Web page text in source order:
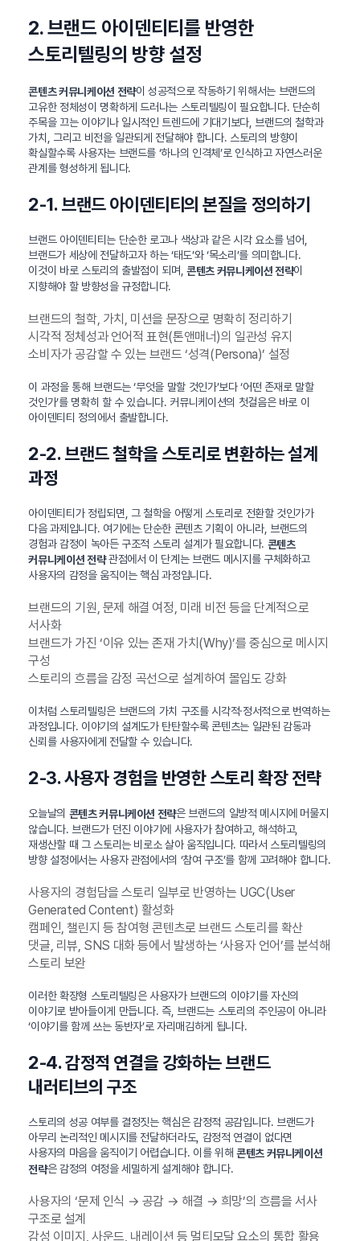
2. 브랜드 아이덴티티를 반영한
스토리텔링의 방향 설정
콘텐츠 커뮤니케이션 전략이 성공적으로 작동하기 위해서는 브랜드의
고유한 정체성이 명확하게 드러나는 스토리텔링이 필요합니다. 단순히
주목을 끄는 이야기나 일시적인 트렌드에 기대기보다, 브랜드의 철학과
가치, 그리고 비전을 일관되게 전달해야 합니다. 스토리의 방향이
확실할수록 사용자는 브랜드를 ‘하나의 인격체’로 인식하고 자연스러운
관계를 형성하게 됩니다.
2-1. 브랜드 아이덴티티의 본질을 정의하기
브랜드 아이덴티티는 단순한 로고나 색상과 같은 시각 요소를 넘어,
브랜드가 세상에 전달하고자 하는 ‘태도’와 ‘목소리’를 의미합니다.
이것이 바로 스토리의 출발점이 되며,콘텐츠 커뮤니케이션 전략이
지향해야 할 방향성을 규정합니다.
브랜드의 철학, 가치, 미션을 문장으로 명확히 정리하기
시각적 정체성과 언어적 표현(톤앤매너)의 일관성 유지
소비자가 공감할 수 있는 브랜드 ‘성격(Persona)’ 설정
이 과정을 통해 브랜드는 ‘무엇을 말할 것인가’보다 ‘어떤 존재로 말할
것인가’를 명확히 할 수 있습니다. 커뮤니케이션의 첫걸음은 바로 이
아이덴티티 정의에서 출발합니다.
2-2. 브랜드 철학을 스토리로 변환하는 설계
과정
아이덴티티가 정립되면, 그 철학을 어떻게 스토리로 전환할 것인가가
다음 과제입니다. 여기에는 단순한 콘텐츠 기획이 아니라, 브랜드의
경험과 감정이 녹아든 구조적 스토리 설계가 필요합니다. 콘텐츠
커뮤니케이션 전략관점에서 이 단계는 브랜드 메시지를 구체화하고
사용자의 감정을 움직이는 핵심 과정입니다.
브랜드의 기원, 문제 해결 여정, 미래 비전 등을 단계적으로
서사화
브랜드가 가진 ‘이유 있는 존재 가치(Why)’를 중심으로 메시지
구성
스토리의 흐름을 감정 곡선으로 설계하여 몰입도 강화
이처럼 스토리텔링은 브랜드의 가치 구조를 시각적·정서적으로 번역하는
과정입니다. 이야기의 설계도가 탄탄할수록 콘텐츠는 일관된 감동과
신뢰를 사용자에게 전달할 수 있습니다.
2-3. 사용자 경험을 반영한 스토리 확장 전략
오늘날의 콘텐츠 커뮤니케이션 전략은 브랜드의 일방적 메시지에 머물지
않습니다. 브랜드가 던진 이야기에 사용자가 참여하고, 해석하고,
재생산할 때 그 스토리는 비로소 살아 움직입니다. 따라서 스토리텔링의
방향 설정에서는 사용자 관점에서의 ‘참여 구조’를 함께 고려해야 합니다.
사용자의 경험담을 스토리 일부로 반영하는 UGC(User
Generated Content) 활성화
캠페인, 챌린지 등 참여형 콘텐츠로 브랜드 스토리를 확산
댓글, 리뷰, SNS 대화 등에서 발생하는 ‘사용자 언어’를 분석해
스토리 보완
이러한 확장형 스토리텔링은 사용자가 브랜드의 이야기를 자신의
이야기로 받아들이게 만듭니다. 즉, 브랜드는 스토리의 주인공이 아니라
‘이야기를 함께 쓰는 동반자’로 자리매김하게 됩니다.
2-4. 감정적 연결을 강화하는 브랜드
내러티브의 구조
스토리의 성공 여부를 결정짓는 핵심은 감정적 공감입니다. 브랜드가
아무리 논리적인 메시지를 전달하더라도, 감정적 연결이 없다면
사용자의 마음을 움직이기 어렵습니다. 이를 위해 콘텐츠 커뮤니케이션
전략은 감정의 여정을 세밀하게 설계해야 합니다.
사용자의 ‘문제 인식 → 공감 → 해결 → 희망’의 흐름을 서사
구조로 설계
감성 이미지, 사운드, 내레이션 등 멀티모달 요소의 통합 활용